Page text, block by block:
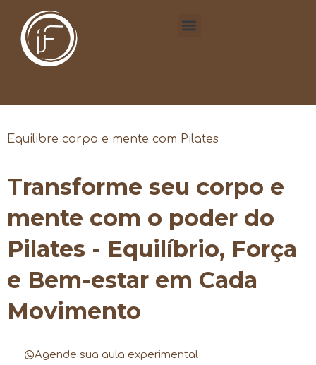
Equilibre corpo e mente com Pilates
Transforme seu corpo e
mente com o poder do
Pilates - Equilíbrio, Força
e Bem-estar em Cada
Movimento
Agende sua aula experimental